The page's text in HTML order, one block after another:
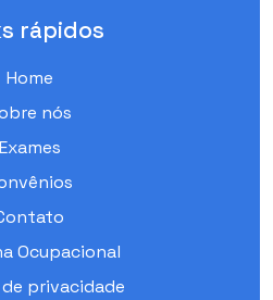
rápidos
Home
nós
Exames
Ocupacional
privacidade